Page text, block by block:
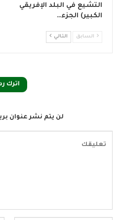
التشيع في البلد الإفريقي
الكبير) الجزء…
السابق التالي
اترك
لن يتم نشر عنوان